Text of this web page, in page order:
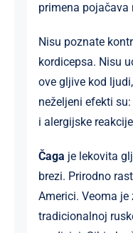
primena pojačava
Nisu poznate
kordicepsa. Nisu
ove gljive kod
neželjeni efekti
i alergijske
Čaga je lekovita
brezi. Prirodno
Americi. Veoma
tradicionalnoj